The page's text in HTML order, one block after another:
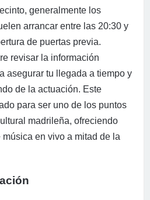
generalmente los
arrancar entre las 20:30 y
de puertas previa.
revisar la información
asegurar tu llegada a tiempo y
de la actuación. Este
para ser uno de los puntos
madrileña, ofreciendo
en vivo a mitad de la